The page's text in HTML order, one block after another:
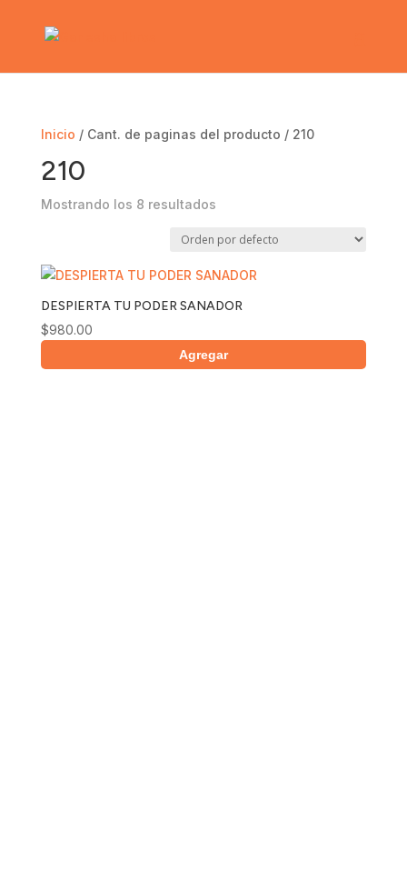
Inicio / Cant. de paginas del producto / 210
210
Mostrando los 8 resultados
DESPIERTA TU PODER SANADOR
$980.00
Agregar